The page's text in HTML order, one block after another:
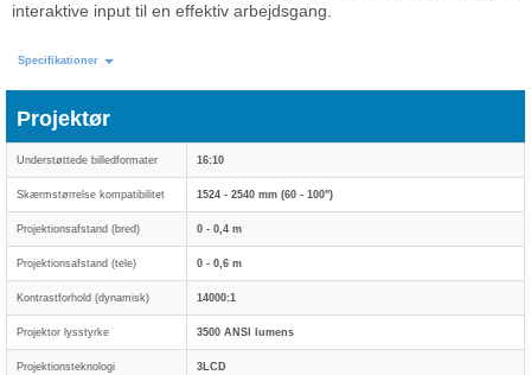
interaktive input til en effektiv arbejdsgang.
Specifikationer
Projektør
Understøttede billedformater 16:10
Skærmstørrelse kompatibilitet 1524 - 2540 mm (60 - 100")
Projektionsafstand (bred) 0 - 0,4 m
Projektionsafstand (tele) 0 - 0,6 m
Kontrastforhold (dynamisk) 14000:1
Projektor lysstyrke 3500 ANSI lumens
Projektionsteknologi 3LCD